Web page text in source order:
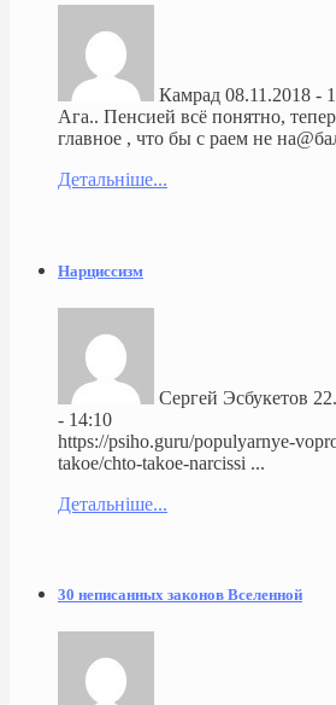
Камрад 08.11.2018 -
Ага.. Пенсией всё понятно,
главное , что бы с раем не
Детальніше...
Нарциссизм
Сергей Эсбукетов
- 14:10
https://psiho.guru/populyarnye-
takoe/chto-takoe-narcissi ...
Детальніше...
30 неписанных законов Вселенной